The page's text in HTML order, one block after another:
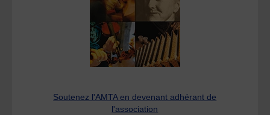
Soutenez l'AMTA en devenant adhérant de
l'association